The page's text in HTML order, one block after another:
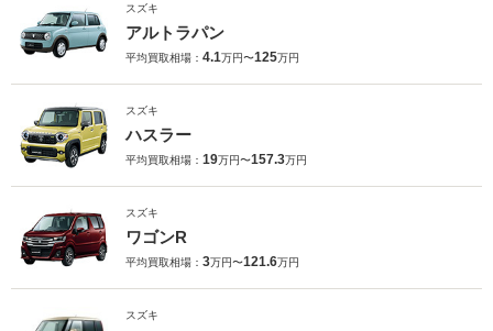
スズキ
アルトラパン
平均買取相場： 4.1万円〜125万円
スズキ
ハスラー
平均買取相場： 19万円〜157.3万円
スズキ
ワゴンR
平均買取相場： 3万円〜121.6万円
スズキ